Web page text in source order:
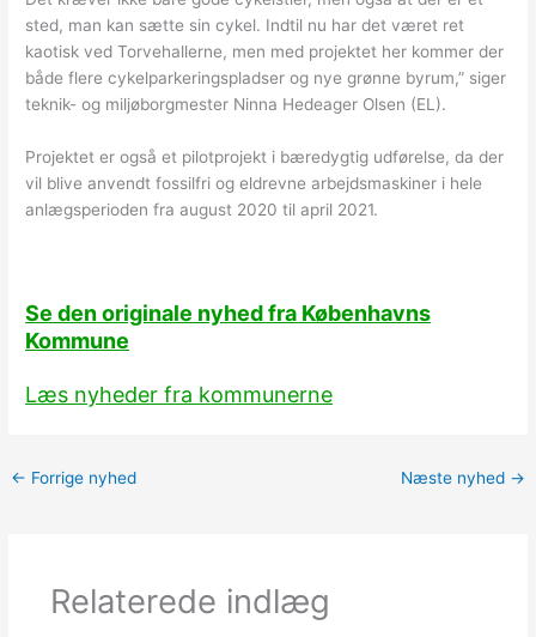
sted, man kan sætte sin cykel. Indtil nu har det været ret
kaotisk ved Torvehallerne, men med projektet her kommer der
både flere cykelparkeringspladser og nye grønne byrum,” siger
teknik- og miljøborgmester Ninna Hedeager Olsen (EL).
Projektet er også et pilotprojekt i bæredygtig udførelse, da der
vil blive anvendt fossilfri og eldrevne arbejdsmaskiner i hele
anlægsperioden fra august 2020 til april 2021.
Se den originale nyhed fra Københavns
Kommune
Læs nyheder fra kommunerne
← Forrige nyhed Næste nyhed →
Relaterede indlæg